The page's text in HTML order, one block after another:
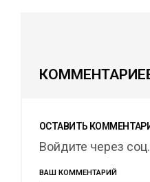
ОСТАВИТЬ
Войдите через
ВАШ КОММЕНТАРИЙ